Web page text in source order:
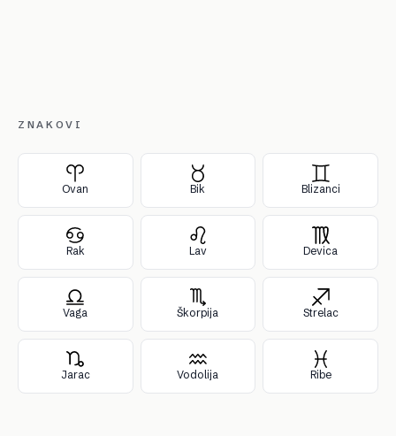
ZNAKOVI
Ovan Bik Blizanci
Rak Lav Devica
Vaga Škorpija Strelac
Jarac Vodolija Ribe